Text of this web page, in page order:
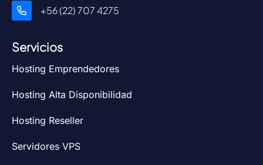
+56 (22) 707 4275
Servicios
Hosting Emprendedores
Hosting Alta Disponibilidad
Hosting Reseller
Servidores VPS